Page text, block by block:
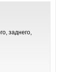
заднего,